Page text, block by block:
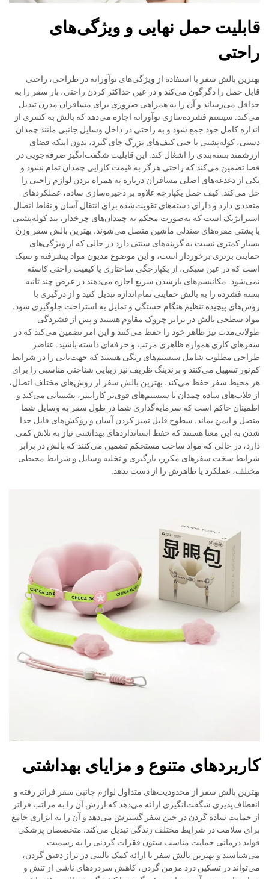
قابلیت حمل نهایی و ویژگی‌های
راحتی
بهترین بالش سفر با استفاده از ویژگی‌های نوآورانه در طراحی، راحتی
قابل حمل را دگرگون می‌کند و در عین حداکثر کردن راحتی، بار سفر را به
حداقل می‌رساند و آن را به همراهی ضروری برای مسافران مدرن تبدیل
می‌کند. سیستم فشرده‌سازی نوآورانه اجازه می‌دهد که بالش به کسری از
اندازه کامل خود جمع شود و به راحتی در داخل وسایل جانبی مانند چمدان
دستی، کوله‌پشتی یا حتی کیف‌های بزرگ جای گیرد، بدون اینکه فضای
ارزشمند بسته‌بندی را اشغال کند. این قابلیت شگفت‌انگیز صرفه‌جویی در
فضا تضمین می‌کند که راحتی هرگز به قیمت کارایی چمدان تمام نشود و
یکی از دغدغه‌های اصلی مسافران درباره به همراه بردن لوازم راحتی را
حل می‌کند. کیف حمل یکپارچه علاوه بر ذخیره‌سازی ساده، عملکردهای
متعددی دارد و دارای دسته‌های تقویت‌شده برای انتقال آسان و نقاط اتصال
استراتژیک است که به‌صورت محکم به چمدان‌های چرخدار، بند کوله‌پشتی
یا پشتی مقره‌های صندلی ماشین متصل می‌شوند. بهترین بالش سفر وزن
بسیار کمتری نسبت به گزینه‌های سنتی دارد در حالی که از ویژگی‌های
حمایتی برتری برخوردار است، و این موضوع مدیون مواد پیشرفته و سبک
است که در عین سبکی، از یکپارچگی ساختاری یا کیفیت راحتی کاسته
نمی‌شود. مکانیسم‌های بازشدن سریع اجازه می‌دهند در عرض چند ثانیه
بسته فشرده را به بالش حمایتی تمام‌اندازه تبدیل کنید و از درگیری با
روش‌های پیچیده تنظیم هنگام خستگی و تمایل به استراحت جلوگیری شود.
مواد سطحی بالش در برابر چروک مقاوم هستند و پس از فشردگی
طولانی‌مدت نیز ظاهر خود را حفظ می‌کنند و این امر تضمین می‌کند که در
سفرهای کاری همواره ظاهری مرتب و حرفه‌ای داشته باشید. عناصر
طراحی مطلوب شامل سیستم‌های رنگی هستند که جهت‌یابی را در شرایط
کم‌نور تسهیل می‌کنند و برندینگ ظریف نیز زیبایی شناختی مناسبی را برای
هر محیط سفر حفظ می‌کند. بهترین بالش سفر از روش‌های مختلف اتصال،
از قلاب‌های ساده چمدان تا سیستم‌های قوی‌تر کارابینر، پشتیبانی می‌کند و
اطمینان حاکم است که سرمایه‌گذاری شما در طول سفر به وسایل شما
متصل و ایمن بماند. سطوح قابل تمیز کردن آسان و روکش‌های قابل جدا
شدن به این معنا هستند که حفظ استانداردهای بهداشتی نیاز به تلاش کمی
دارد، در حالی که مواد ساخت مستحکم تضمین می‌کنند که بالش در برابر
شرایط سخت سفرهای مکرر، بارگیری و تخلیه وسایل و شرایط محیطی
مختلف، عملکرد یا ظاهرش را از دست ندهد.
کاربردهای متنوع و مزایای بهداشتی
بهترین بالش سفر از محدودیت‌های متداول لوازم جانبی سفر فراتر رفته و
انعطاف‌پذیری شگفت‌انگیزی ارائه می‌دهد که ارزش آن را به مراتب فراتر
از حمایت ساده گردن در حین سفر گسترش می‌دهد و آن را به ابزاری جامع
برای سلامت در شرایط مختلف زندگی تبدیل می‌کند. متخصصان پزشکی
فواید درمانی حمایت مناسب ستون فقرات گردنی را به رسمیت
می‌شناسند و بهترین بالش سفر با ارائه کمک بالینی در تراز دقیق گردن،
می‌تواند در تسکین درد مزمن گردن، کاهش سردردهای ناشی از تنش و